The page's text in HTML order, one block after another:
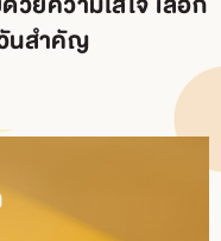
นสำคัญ